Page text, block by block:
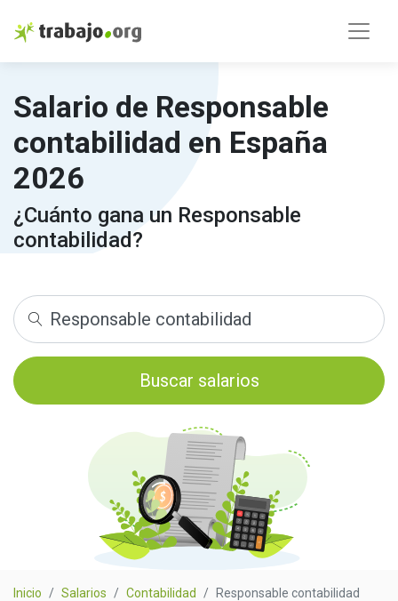
Salario de Responsable
contabilidad en España
2026
¿Cuánto gana un Responsable
contabilidad?
Buscar salarios
Inicio Salarios Contabilidad Responsable contabilidad